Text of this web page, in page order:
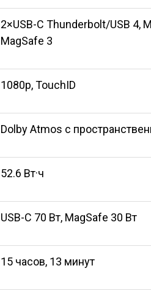
2×USB-C Thunderbolt/USB 4,
MagSafe 3
1080p, TouchID
Dolby Atmos с
52.6 Вт·ч
USB-C 70 Вт, MagSafe 30 Вт
15 часов, 13 минут